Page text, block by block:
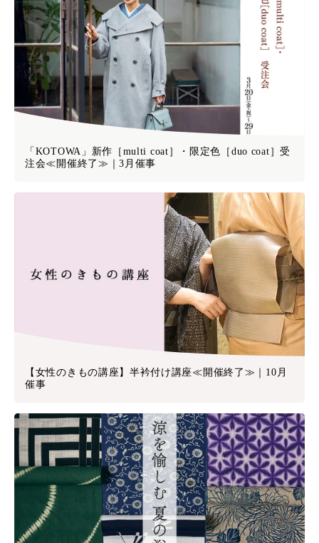
「KOTOWA」新作［multi coat］・限定色［duo coat］受
注会≪開催終了≫｜3月催事
【女性のきもの講座】半衿付け講座≪開催終了≫｜10月
催事